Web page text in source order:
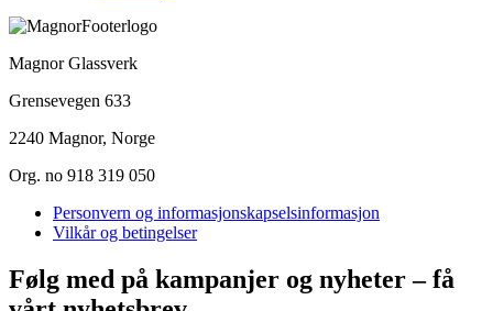
Magnor Glassverk
Grensevegen 633
2240 Magnor, Norge
Org. no 918 319 050
Personvern og informasjonskapselsinformasjon
Vilkår og betingelser
Følg med på kampanjer og nyheter – få